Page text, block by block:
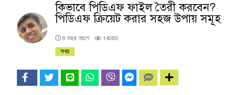
কিভাবে পিডিএফ ফাইল তৈরী করবেন?
পিডিএফ ক্রিয়েট করার সহজ উপায় সমূহ
8 বছর আগে
14089
তথ্য